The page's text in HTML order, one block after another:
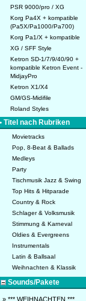
PSR 9000/pro / XG
Korg Pa4X + kompatible
(Pa5X/Pa1000/Pa700)
Korg Pa1/X + kompatible
XG / SFF Style
Ketron SD-1/7/9/40/90 +
kompatible Ketron Event -
MidjayPro
Ketron X1/X4
GM/GS-Midifile
Roland Styles
• Titel nach Rubriken
Movietracks
Pop, 8-Beat & Ballads
Medleys
Party
Tischmusik Jazz & Swing
Top Hits & Hitparade
Country & Rock
Schlager & Volksmusik
Stimmung & Karneval
Oldies & Evergreens
Instrumentals
Latin & Ballsaal
Weihnachten & Klassik
Sounds/Pakete
» *** WEIHNACHTEN ***